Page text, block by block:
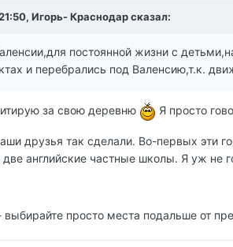
Игорь- Краснодарсказал:
постоянной жизни с
и перебрались под Валенсию,т.к.
за свою деревню Я просто
друзья так сделали. Во-первых эти
английские частные школы. Я уж не
выбирайте просто места подальше от